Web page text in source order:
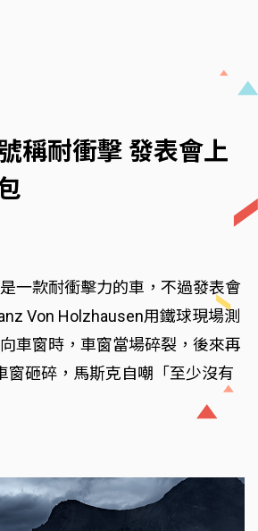
稱耐衝擊 發表會上
一款耐衝擊力的車，不過發表會
Von Holzhausen用鐵球現場測
車窗時，車窗當場碎裂，後來再
窗砸碎，馬斯克自嘲「至少沒有